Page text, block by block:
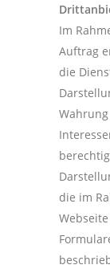
Im
Auftrag
die
die im